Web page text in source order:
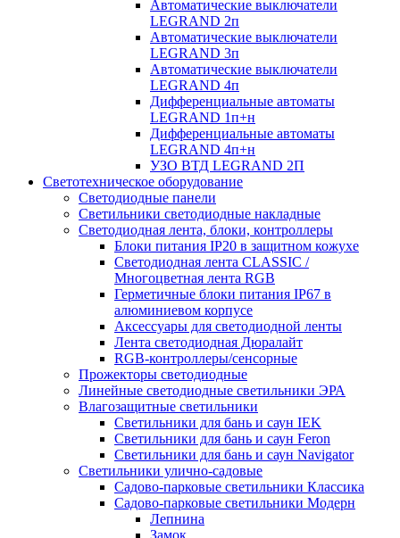
Автоматические выключатели
LEGRAND 2п
Автоматические выключатели
LEGRAND 3п
Автоматические выключатели
LEGRAND 4п
Дифференциальные автоматы
LEGRAND 1п+н
Дифференциальные автоматы
LEGRAND 4п+н
УЗО ВТД LEGRAND 2П
Светотехническое оборудование
Светодиодные панели
Светильники светодиодные накладные
Светодиодная лента, блоки, контроллеры
Блоки питания IP20 в защитном кожухе
Светодиодная лента CLASSIC /
Многоцветная лента RGB
Герметичные блоки питания IP67 в
алюминиевом корпусе
Аксессуары для светодиодной ленты
Лента светодиодная Дюралайт
RGB-контроллеры/сенсорные
Прожекторы светодиодные
Линейные светодиодные светильники ЭРА
Влагозащитные светильники
Cветильники для бань и саун IEK
Cветильники для бань и саун Feron
Cветильники для бань и саун Navigator
Светильники улично-садовые
Садово-парковые светильники Классика
Садово-парковые светильники Модерн
Лепнина
Замок